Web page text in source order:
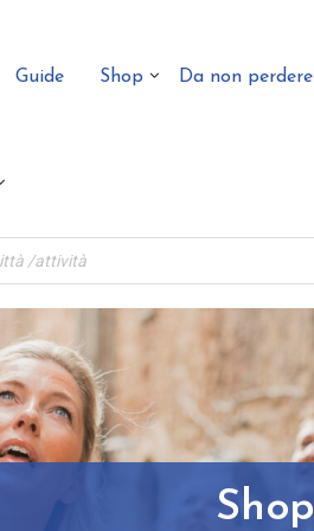
Guide Shop Da non perdere
Shop